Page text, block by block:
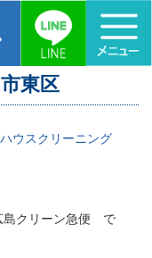
東区
ウスクリーニング
クリーン急便 で